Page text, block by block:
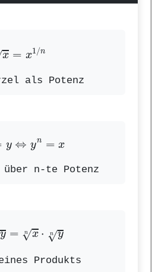
x = x1/n
n= / n
als Potenz
y ⇔ yn = x
=
n-te Potenz
y = n
√x ⋅ n
√y
n xn⋅
Produkts